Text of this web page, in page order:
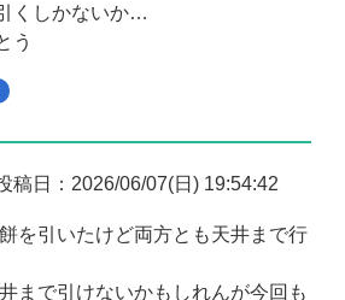
くしかないか…
う
稿日：2026/06/07(日) 19:54:42
を引いたけど両方とも天井まで行
まで引けないかもしれんが今回も